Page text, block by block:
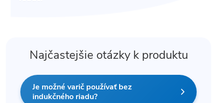
Najčastejšie otázky k produktu
Je možné varič používať bez
indukčného riadu?